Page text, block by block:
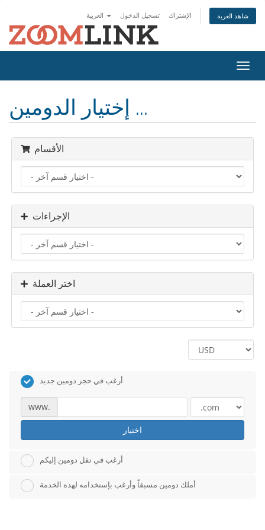
تسجيل الدخول الإشتراك شاهد العربة
تبديل
التنقل
إختيار الدومين ...
الأقسام
الإجراءات
اختر العملة
أرغب في حجز دومين جديد
www.
اختيار
أرغب في نقل دومين إليكم
أملك دومين مسبقاً وأرغب بإستخدامه لهذه الخدمة